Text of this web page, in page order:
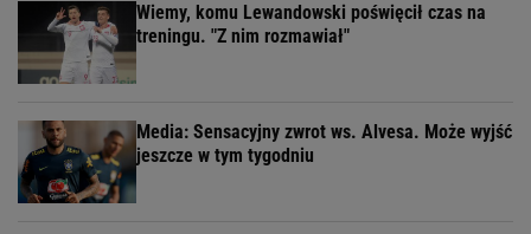
Wiemy, komu Lewandowski poświęcił czas na
treningu. "Z nim rozmawiał"
Media: Sensacyjny zwrot ws. Alvesa. Może wyjść
jeszcze w tym tygodniu